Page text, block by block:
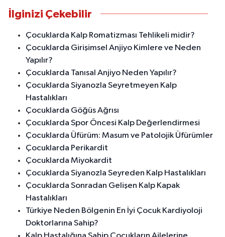
İlginizi Çekebilir
Çocuklarda Kalp Romatizması Tehlikeli midir?
Çocuklarda Girişimsel Anjiyo Kimlere ve Neden
Yapılır?
Çocuklarda Tanısal Anjiyo Neden Yapılır?
Çocuklarda Siyanozla Seyretmeyen Kalp
Hastalıkları
Çocuklarda Göğüs Ağrısı
Çocuklarda Spor Öncesi Kalp Değerlendirmesi
Çocuklarda Üfürüm: Masum ve Patolojik Üfürümler
Çocuklarda Perikardit
Çocuklarda Miyokardit
Çocuklarda Siyanozla Seyreden Kalp Hastalıkları
Çocuklarda Sonradan Gelişen Kalp Kapak
Hastalıkları
Türkiye Neden Bölgenin En İyi Çocuk Kardiyoloji
Doktorlarına Sahip?